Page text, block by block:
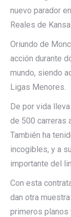
nuevo parador
Reales de
Oriundo de
acción durante
mundo, siendo
Ligas Menores.
De por vida
de 500 carreras
También ha
incogibles, y a
importante del
Con esta
dan otra
primeros planos